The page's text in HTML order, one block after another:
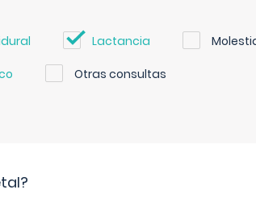
Lactancia
Otras consultas